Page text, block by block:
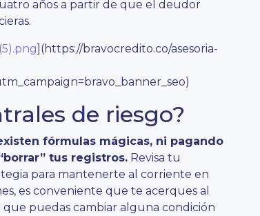
años a partir de que el deudor
](https://bravocredito.co/asesoria-
de riesgo?
fórmulas mágicas, ni pagando
tus registros. Revisa tu
para mantenerte al corriente en
es conveniente que te acerques al
puedas cambiar alguna condición